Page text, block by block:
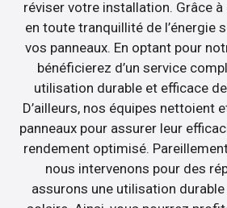
réviser votre installation. Grâce
en toute tranquillité de l’énergie
vos panneaux. En optant pour
bénéficierez d’un service
utilisation durable et efficace de
D’ailleurs, nos équipes nettoient
panneaux pour assurer leur
rendement optimisé.
nous intervenons pour des
assurons une utilisation